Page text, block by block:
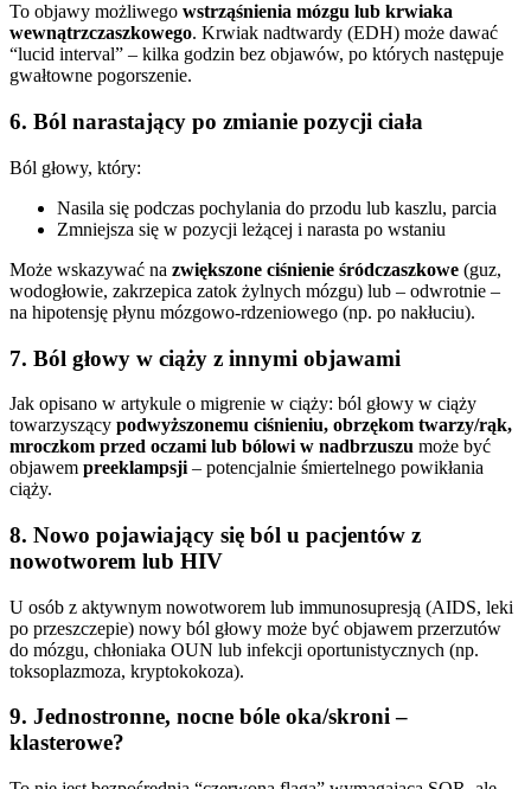
To objawy możliwego wstrząśnienia mózgu lub krwiaka
wewnątrzczaszkowego. Krwiak nadtwardy (EDH) może dawać
“lucid interval” – kilka godzin bez objawów, po których następuje
gwałtowne pogorszenie.
6. Ból narastający po zmianie pozycji ciała
Ból głowy, który:
Nasila się podczas pochylania do przodu lub kaszlu, parcia
Zmniejsza się w pozycji leżącej i narasta po wstaniu
Może wskazywać na zwiększone ciśnienie śródczaszkowe (guz,
wodogłowie, zakrzepica zatok żylnych mózgu) lub – odwrotnie –
na hipotensję płynu mózgowo-rdzeniowego (np. po nakłuciu).
7. Ból głowy w ciąży z innymi objawami
Jak opisano w artykule o migrenie w ciąży: ból głowy w ciąży
towarzyszący podwyższonemu ciśnieniu, obrzękom twarzy/rąk,
mroczkom przed oczami lub bólowi w nadbrzuszu może być
objawem preeklampsji – potencjalnie śmiertelnego powikłania
ciąży.
8. Nowo pojawiający się ból u pacjentów z
nowotworem lub HIV
U osób z aktywnym nowotworem lub immunosupresją (AIDS, leki
po przeszczepie) nowy ból głowy może być objawem przerzutów
do mózgu, chłoniaka OUN lub infekcji oportunistycznych (np.
toksoplazmoza, kryptokokoza).
9. Jednostronne, nocne bóle oka/skroni –
klasterowe?